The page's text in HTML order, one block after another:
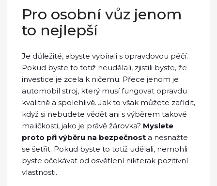
Pro osobní vůz jenom
to nejlepší
Je důležité, abyste vybírali s opravdovou péčí.
Pokud byste to totiž neudělali, zjistili byste, že
investice je zcela k ničemu. Přece jenom je
automobil stroj, který musí fungovat opravdu
kvalitně a spolehlivě. Jak to však můžete zařídit,
když si nebudete vědět ani s výběrem takové
maličkosti, jako je právě žárovka? Myslete
proto při výběru na bezpečnost a nesnažte
se šetřit. Pokud byste to totiž udělali, nemohli
byste očekávat od osvětlení nikterak pozitivní
vlastnosti.